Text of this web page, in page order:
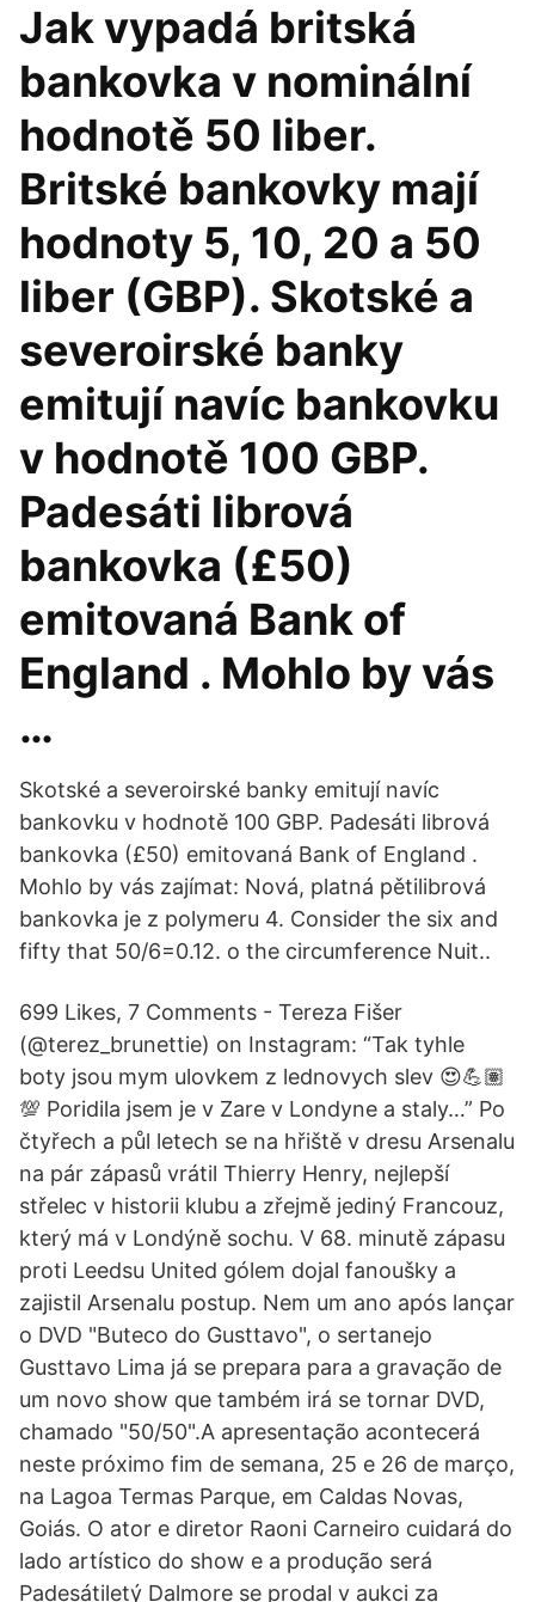
Jak vypadá britská
bankovka v nominální
hodnotě 50 liber.
Britské bankovky mají
hodnoty 5, 10, 20 a 50
liber (GBP). Skotské a
severoirské banky
emitují navíc bankovku
v hodnotě 100 GBP.
Padesáti librová
bankovka (£50)
emitovaná Bank of
England . Mohlo by vás
…
Skotské a severoirské banky emitují navíc
bankovku v hodnotě 100 GBP. Padesáti librová
bankovka (£50) emitovaná Bank of England .
Mohlo by vás zajímat: Nová, platná pětilibrová
bankovka je z polymeru 4. Consider the six and
fifty that 50/6=0.12. o the circumference Nuit..
699 Likes, 7 Comments - Tereza Fišer
(@terez_brunettie) on Instagram: “Tak tyhle
boty jsou mym ulovkem z lednovych slev 😍💪🏽
💯 Poridila jsem je v Zare v Londyne a staly…” Po
čtyřech a půl letech se na hřiště v dresu Arsenalu
na pár zápasů vrátil Thierry Henry, nejlepší
střelec v historii klubu a zřejmě jediný Francouz,
který má v Londýně sochu. V 68. minutě zápasu
proti Leedsu United gólem dojal fanoušky a
zajistil Arsenalu postup. Nem um ano após lançar
o DVD "Buteco do Gusttavo", o sertanejo
Gusttavo Lima já se prepara para a gravação de
um novo show que também irá se tornar DVD,
chamado "50/50".A apresentação acontecerá
neste próximo fim de semana, 25 e 26 de março,
na Lagoa Termas Parque, em Caldas Novas,
Goiás. O ator e diretor Raoni Carneiro cuidará do
lado artístico do show e a produção será
Padesátiletý Dalmore se prodal v aukci za